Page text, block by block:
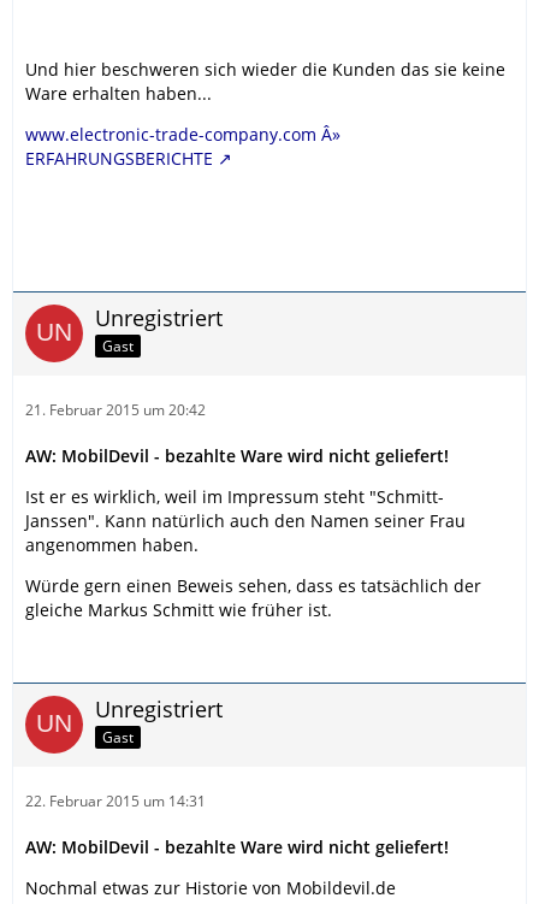
Und hier beschweren sich wieder die Kunden das sie keine
Ware erhalten haben...
www.electronic-trade-company.com Â»
ERFAHRUNGSBERICHTE
Unregistriert
Gast
21. Februar 2015 um 20:42
AW: MobilDevil - bezahlte Ware wird nicht geliefert!
Ist er es wirklich, weil im Impressum steht "Schmitt-
Janssen". Kann natürlich auch den Namen seiner Frau
angenommen haben.
Würde gern einen Beweis sehen, dass es tatsächlich der
gleiche Markus Schmitt wie früher ist.
Unregistriert
Gast
22. Februar 2015 um 14:31
AW: MobilDevil - bezahlte Ware wird nicht geliefert!
Nochmal etwas zur Historie von Mobildevil.de